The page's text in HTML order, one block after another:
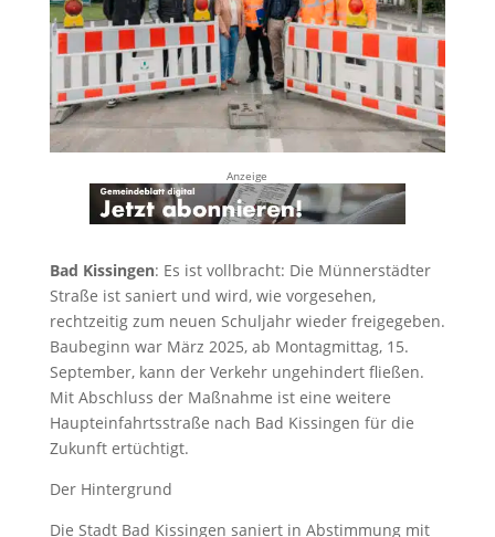
Anzeige
Bad Kissingen: Es ist vollbracht: Die Münnerstädter
Straße ist saniert und wird, wie vorgesehen,
rechtzeitig zum neuen Schuljahr wieder freigegeben.
Baubeginn war März 2025, ab Montagmittag, 15.
September, kann der Verkehr ungehindert fließen.
Mit Abschluss der Maßnahme ist eine weitere
Haupteinfahrtsstraße nach Bad Kissingen für die
Zukunft ertüchtigt.
Der Hintergrund
Die Stadt Bad Kissingen saniert in Abstimmung mit